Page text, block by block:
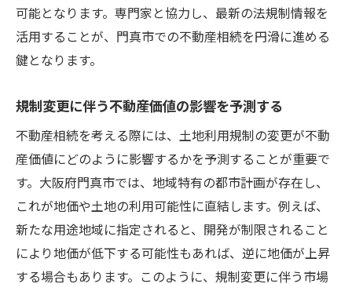
メント
門真市の不動産相続で考慮すべきポイントとリ
スク管理
門真市特有のリスク要因を評価する
不動産相続における法的課題への対処
リスク管理のための効果的なアプローチ
相続における資産評価の見直し方法
不動産管理と維持に関するリスク評価
不動産相続での税制優遇を最大限に活用する方
法
可能となります。専門家と協力し、最新の法規制情報を
活用することが、門真市での不動産相続を円滑に進める
鍵となります。
規制変更に伴う不動産価値の影響を予測する
不動産相続を考える際には、土地利用規制の変更が不動
産価値にどのように影響するかを予測することが重要で
す。大阪府門真市では、地域特有の都市計画が存在し、
これが地価や土地の利用可能性に直結します。例えば、
新たな用途地域に指定されると、開発が制限されること
により地価が低下する可能性もあれば、逆に地価が上昇
する場合もあります。このように、規制変更に伴う市場